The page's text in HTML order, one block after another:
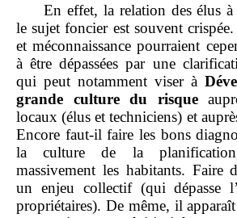
En effet, la relation des élus
le sujet foncier est souvent
et méconnaissance pourraient
à être dépassées par une
qui peut notamment viser à
grande culture du risque
locaux (élus et techniciens) et
Encore faut‑il faire les bons
la culture de la
massivement les habitants. Faire
un enjeu collectif (qui dépasse
propriétaires). De même, il